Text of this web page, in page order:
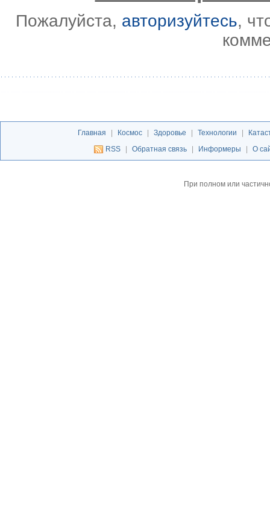
Пожалуйста, авторизуйтесь,
Главная | Космос | Здоровье | Технологии |
RSS
| Обратная связь | Информеры | О
При полном или